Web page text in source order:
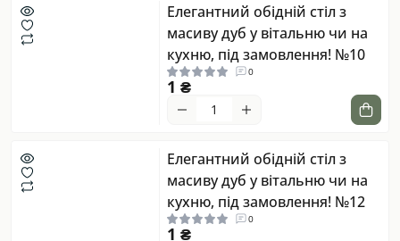
Елегантний обідній стіл з
масиву дуб у вітальню чи на
кухню, під замовлення! №10
0
1 ₴
Елегантний обідній стіл з
масиву дуб у вітальню чи на
кухню, під замовлення! №12
0
1 ₴